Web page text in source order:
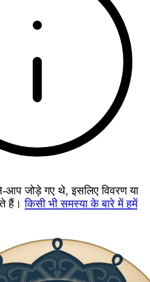
जोड़े गए थे, इसलिए विवरण या
हैं।किसी भी समस्या के बारे में हमें